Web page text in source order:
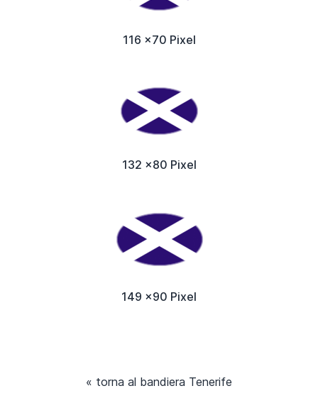
116 x70 Pixel
132 x80 Pixel
149 x90 Pixel
« torna al bandiera Tenerife